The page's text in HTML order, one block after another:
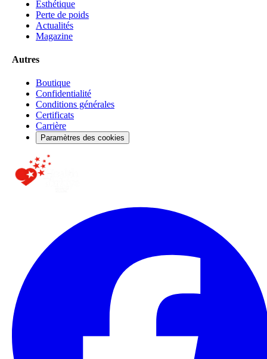
Esthétique
Perte de poids
Actualités
Magazine
Autres
Boutique
Confidentialité
Conditions générales
Certificats
Carrière
Paramètres des cookies